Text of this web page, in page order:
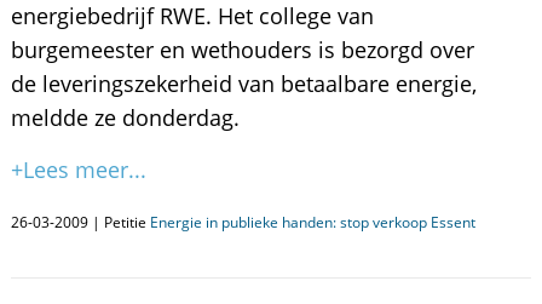
energiebedrijf RWE. Het college van
burgemeester en wethouders is bezorgd over
de leveringszekerheid van betaalbare energie,
meldde ze donderdag.
+Lees meer...
26-03-2009 | Petitie Energie in publieke handen: stop verkoop Essent